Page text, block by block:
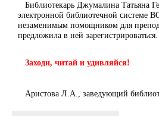
Библиотекарь Джумалина Татьяна
электронной библиотечной системе
незаменимым помощником для
предложила в ней зарегистрироваться.
Заходи, читай и удивляйся!
Аристова Л.А., заведующий